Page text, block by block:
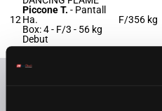
12
Piccone T. - Pantall
Ha.
Box: 4 - F/3 - 56 kg
Debut
F/356 kg